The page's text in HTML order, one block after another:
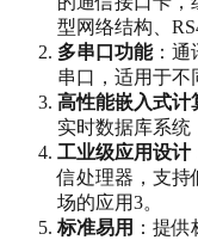
型网络结构、
多串口功能：通
串口，适用于不
高性能嵌入式计
实时数据库系统
工业级应用设计
信处理器，支持
场的应用‌3。
标准易用 ：提